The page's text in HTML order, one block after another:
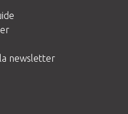
newsletter